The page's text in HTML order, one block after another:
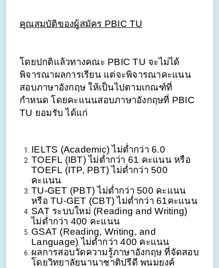
คุณสมบัติของผู้สมัคร PBIC TU
โดยปกติแล้วทางคณะ PBIC TU จะไม่ได้
พิจารณาผลการเรียน แต่จะพิจารณาคะแนน
สอบภาษาอังกฤษ ให้เป็นไปตามเกณฑ์ที่
กำหนด โดยคะแนนสอบภาษาอังกฤษที่ PBIC
TU ยอมรับ ได้แก่
IELTS (Academic) ไม่ต่ำกว่า 6.0
TOEFL (IBT) ไม่ต่ำกว่า 61 คะแนน หรือ
TOEFL (ITP, PBT) ไม่ต่ำกว่า 500
คะแนน
TU-GET (PBT) ไม่ต่ำกว่า 500 คะแนน
หรือ TU-GET (CBT) ไม่ต่ำกว่า 61คะแนน
SAT ระบบใหม่ (Reading and Writing)
ไม่ต่ำกว่า 400 คะแนน
GSAT (Reading, Writing, and
Language) ไม่ต่ำกว่า 400 คะแนน
ผลการสอบวัดความรู้ภาษาอังกฤษ ที่จัดสอบ
โดยวิทยาลัยนานาชาติปรีดี พนมยงค์